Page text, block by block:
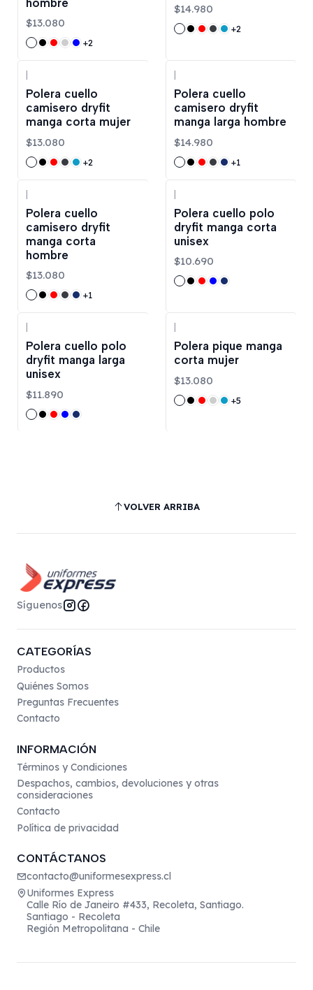
$13.080
+2
$14.980
+2
Polera cuello
camisero dryfit
manga corta mujer
$13.080
+2
Polera cuello
camisero dryfit
manga larga hombre
$14.980
+1
|
Polera cuello
camisero dryfit
manga corta
hombre
$13.080
+1
|
Polera cuello polo
dryfit manga corta
unisex
$10.690
Polera cuello polo
dryfit manga larga
unisex
$11.890
Polera pique manga
corta mujer
$13.080
+5
VOLVER ARRIBA
Síguenos
CATEGORÍAS
Productos
Quiénes Somos
Preguntas Frecuentes
Contacto
INFORMACIÓN
Términos y Condiciones
Despachos, cambios, devoluciones y otras
consideraciones
Contacto
Política de privacidad
CONTÁCTANOS
contacto@uniformesexpress.cl
Uniformes Express
Calle Río de Janeiro #433, Recoleta, Santiago.
Santiago - Recoleta
Región Metropolitana - Chile